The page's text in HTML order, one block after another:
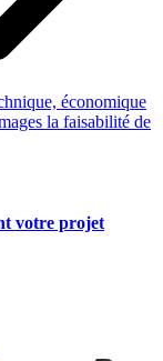
économique
la faisabilité de
votre projet